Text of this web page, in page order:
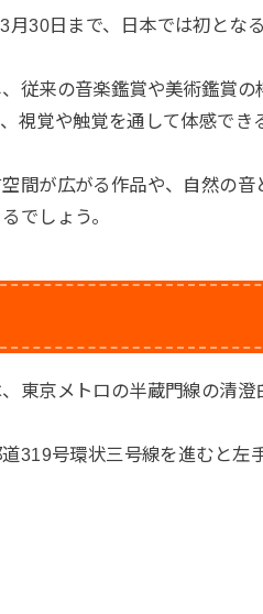
30日まで、日本では初とな
従来の音楽鑑賞や美術鑑賞
視覚や触覚を通して体感で
間が広がる作品や、自然の
でしょう。
東京メトロの半蔵門線の清
319号環状三号線を進むと左